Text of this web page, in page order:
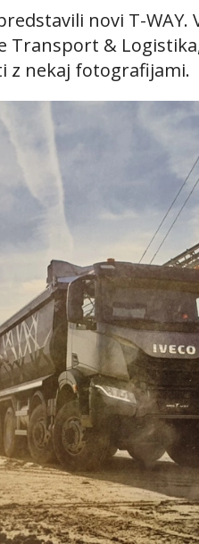
novi T-WAY.
Transport &
z nekaj fotografijami.